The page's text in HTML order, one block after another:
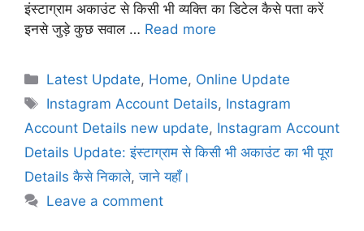
इंस्टाग्राम अकाउंट से किसी भी व्यक्ति का डिटेल कैसे पता करें
इनसे जुड़े कुछ सवाल … Read more
Latest Update, Home, Online Update
Instagram Account Details, Instagram
Account Details new update, Instagram Account
Details Update: इंस्टाग्राम से किसी भी अकाउंट का भी पूरा
Details कैसे निकाले,जाने यहाँ।
Leave a comment